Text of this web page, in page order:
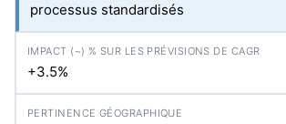
processus standardisés
+3.5%